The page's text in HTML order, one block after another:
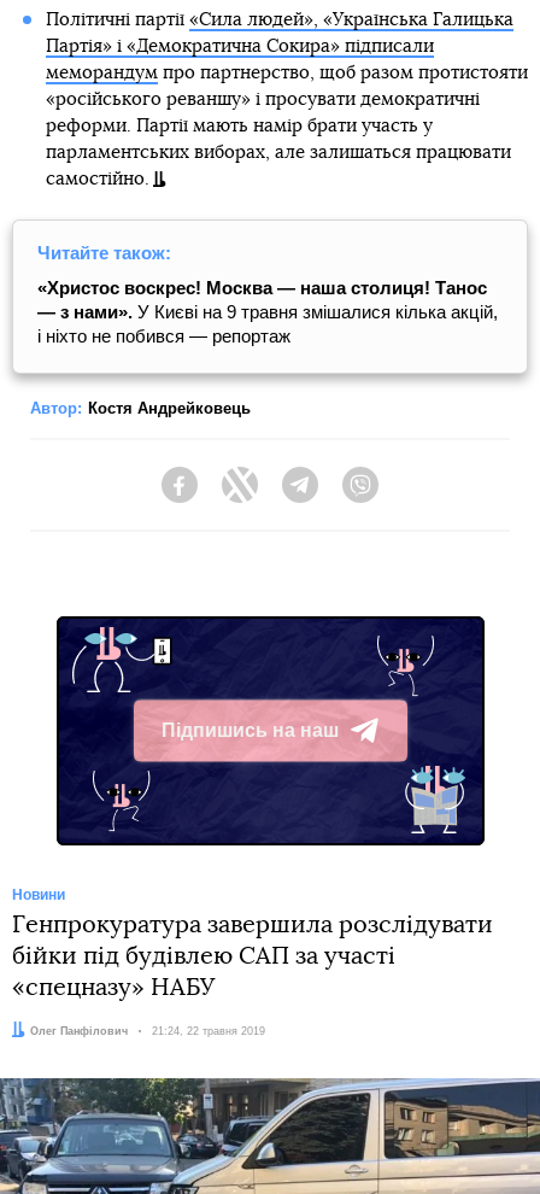
Політичні партії «Сила людей», «Українська Галицька
Партія» і «Демократична Сокира» підписали
меморандумпро партнерство, щоб разом протистояти
«російського реваншу» і просувати демократичні
реформи. Партії мають намір брати участь у
парламентських виборах, але залишаться працювати
самостійно.
Читайте також:
«Христос воскрес! Москва — наша столиця! Танос
— з нами». У Києві на 9 травня змішалися кілька акцій,
і ніхто не побився — репортаж
Автор: Костя Андрейковець
FacebookTwitter Telegram
Підпишись на наш
Telegram
Новини
Генпрокуратура завершила розслідувати
бійки під будівлею САП за участі
«спецназу» НАБУ
Автор:
Олег Панфілович Дата:
21:24, 22 травня 2019